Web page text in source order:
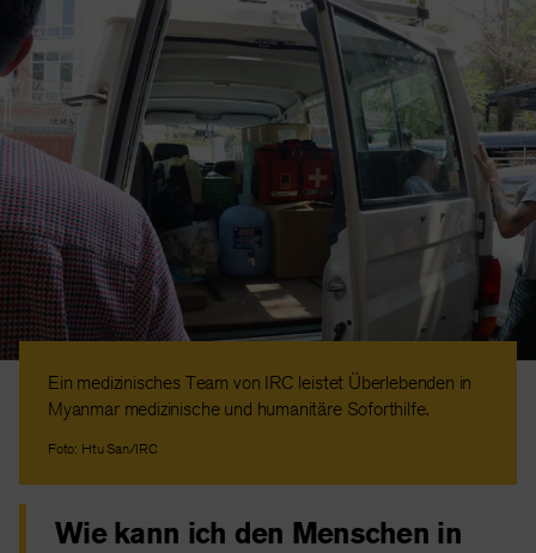
Ein medizinisches Team von IRC leistet Überlebenden in
Myanmar medizinische und humanitäre Soforthilfe.
Foto: Htu San/IRC
Wie kann ich den Menschen in